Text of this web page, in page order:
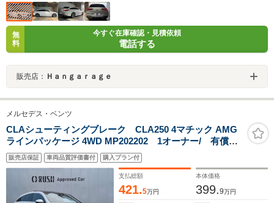
無
料
今すぐ在庫確認・見積依頼
電話する
販売店： Ｈａｎｇａｒａｇｅ
メルセデス・ベンツ
CLAシューティングブレーク CLA250 4マチック AMG
ラインパッケージ 4WD MP202202 1オーナー/ 有償カ
ラーデジタルホワイ/ ACC/AMGラインパッケージ/パノ
ラミックスライディングルーフ/ETC2.0搭載/
販売店保証 車両品質評価書付 購入プラン付
支払総額
421.5万円
本体価格
399.9万円